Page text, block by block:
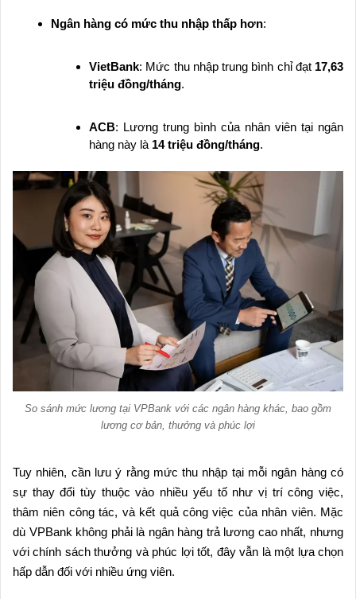
Ngân hàng có mức thu nhập thấp hơn:
VietBank: Mức thu nhập trung bình chỉ đạt 17,63
triệu đồng/tháng.
ACB: Lương trung bình của nhân viên tại ngân
hàng này là 14 triệu đồng/tháng.
So sánh mức lương tại VPBank với các ngân hàng khác, bao gồm
lương cơ bản, thưởng và phúc lợi
Tuy nhiên, cần lưu ý rằng mức thu nhập tại mỗi ngân hàng có
sự thay đổi tùy thuộc vào nhiều yếu tố như vị trí công việc,
thâm niên công tác, và kết quả công việc của nhân viên. Mặc
dù VPBank không phải là ngân hàng trả lương cao nhất, nhưng
với chính sách thưởng và phúc lợi tốt, đây vẫn là một lựa chọn
hấp dẫn đối với nhiều ứng viên.